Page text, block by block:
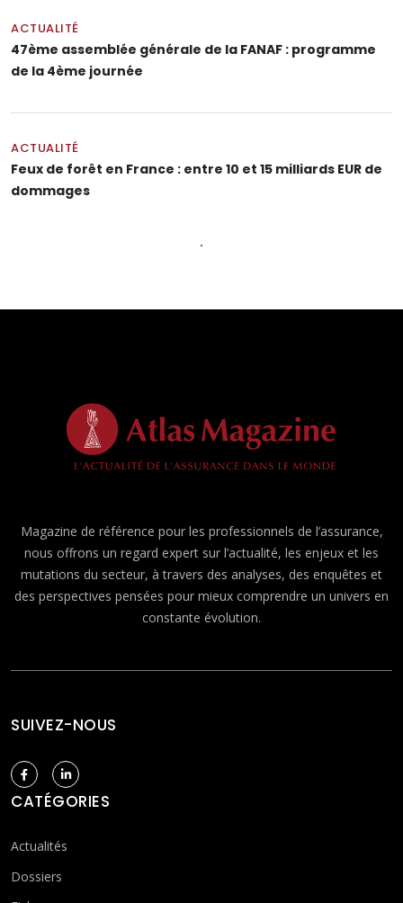
ACTUALITÉ
47ème assemblée générale de la FANAF : programme
de la 4ème journée
ACTUALITÉ
Feux de forêt en France : entre 10 et 15 milliards EUR de
dommages
Magazine de référence pour les professionnels de l’assurance,
nous offrons un regard expert sur l’actualité, les enjeux et les
mutations du secteur, à travers des analyses, des enquêtes et
des perspectives pensées pour mieux comprendre un univers en
constante évolution.
SUIVEZ-NOUS
CATÉGORIES
Actualités
Dossiers